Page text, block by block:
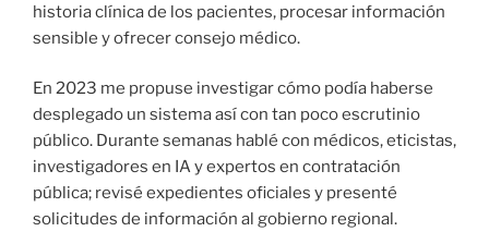
historia clínica de los pacientes, procesar información
sensible y ofrecer consejo médico.
En 2023 me propuse investigar cómo podía haberse
desplegado un sistema así con tan poco escrutinio
público. Durante semanas hablé con médicos, eticistas,
investigadores en IA y expertos en contratación
pública; revisé expedientes oficiales y presenté
solicitudes de información al gobierno regional.